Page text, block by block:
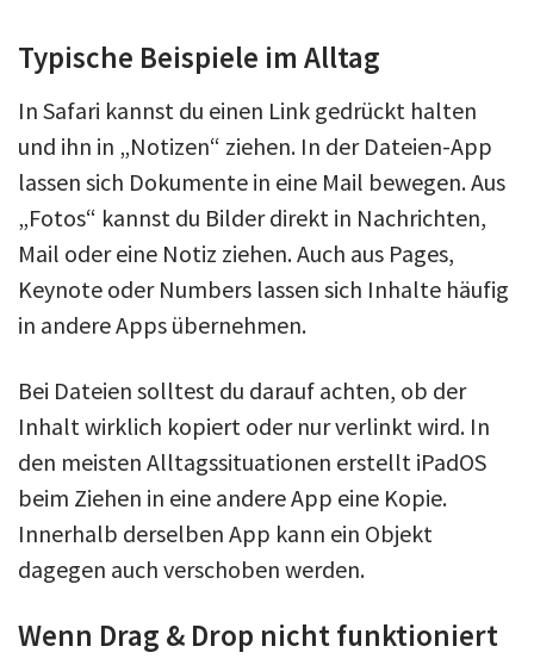
Typische Beispiele im Alltag
In Safari kannst du einen Link gedrückt halten
und ihn in „Notizen“ ziehen. In der Dateien-App
lassen sich Dokumente in eine Mail bewegen. Aus
„Fotos“ kannst du Bilder direkt in Nachrichten,
Mail oder eine Notiz ziehen. Auch aus Pages,
Keynote oder Numbers lassen sich Inhalte häufig
in andere Apps übernehmen.
Bei Dateien solltest du darauf achten, ob der
Inhalt wirklich kopiert oder nur verlinkt wird. In
den meisten Alltagssituationen erstellt iPadOS
beim Ziehen in eine andere App eine Kopie.
Innerhalb derselben App kann ein Objekt
dagegen auch verschoben werden.
Wenn Drag & Drop nicht funktioniert